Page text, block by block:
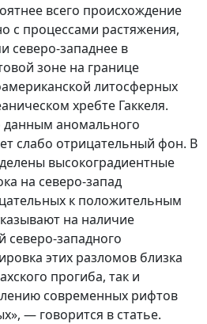
всего происхождение
с процессами растяжения,
северо-западнее в
зоне на границе
литосферных
хребте Гаккеля.
данным аномального
слабо отрицательный фон. В
высокоградиентные
на северо-запад
к положительным
на наличие
западного
этих разломов близка
прогиба, так и
современных рифтов
— говорится в статье.